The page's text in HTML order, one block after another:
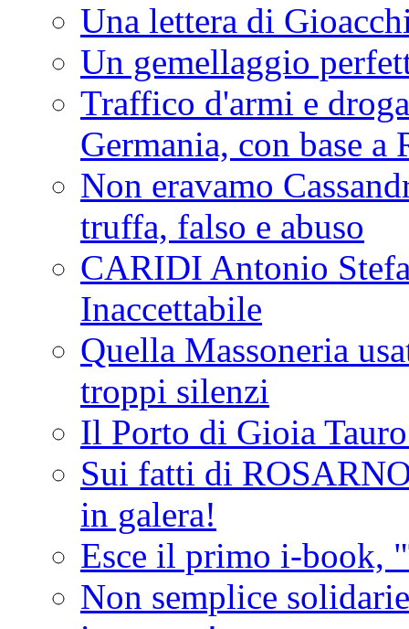
Una lettera di
Un gemellaggio
Traffico d'armi e
Germania, con base a
Non eravamo
truffa, falso e abuso
CARIDI Antonio
Inaccettabile
Quella Massoneria
troppi silenzi
Il Porto di Gioia
Sui fatti di
in galera!
Esce il primo i-book,
Non semplice